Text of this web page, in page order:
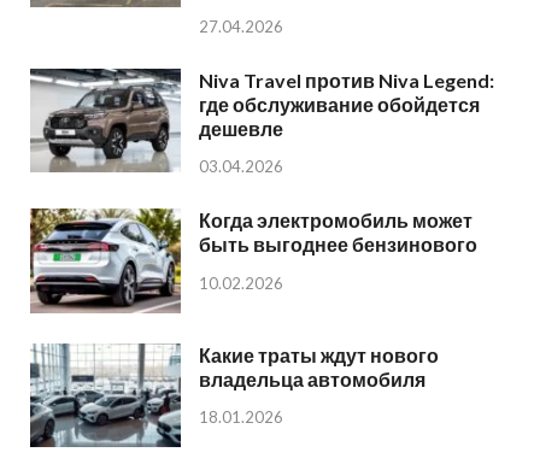
27.04.2026
Niva Travel против Niva Legend:
где обслуживание обойдется
дешевле
03.04.2026
Когда электромобиль может
быть выгоднее бензинового
10.02.2026
Какие траты ждут нового
владельца автомобиля
18.01.2026